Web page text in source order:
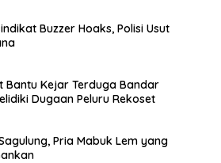
Buzzer Hoaks, Polisi Usut
Bantu Kejar Terduga Bandar
Dugaan Peluru Rekoset
Pria Mabuk Lem yang